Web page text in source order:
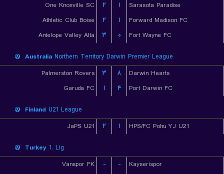
One Knoxville SC
۲ ۱
Sarasota Paradise
Athletic Club Boise
۲ ۱
Forward Madison FC
Antelope Valley Alta
۳ ۰ Fort Wayne FC
Australia Northern Territory Darwin Premier League
Palmerston Rovers
۳ ۸
Darwin Hearts
Garuda FC
۱ ۴ Port Darwin FC
Finland U21 League
JaPS U21
۲ ۱ HPS/FC Pohu YJ U21
Turkey 1. Lig
Vanspor FK
- -
Kayserispor